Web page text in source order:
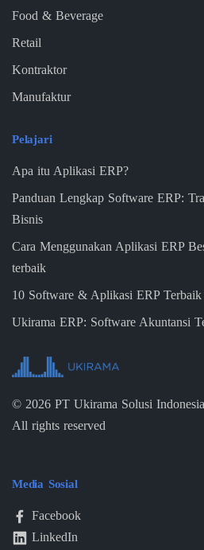
Food & Beverage
Retail
Kontraktor
Manufaktur
Pelajari
Apa itu Aplikasi ERP?
Panduan Lengkap Software ERP:
Bisnis
Cara Menggunakan Aplikasi ERP
terbaik
10 Software & Aplikasi ERP
Ukirama ERP: Software Akuntansi
© 2026 PT Ukirama Solusi Indonesia
All rights reserved
Media Sosial
Facebook
LinkedIn